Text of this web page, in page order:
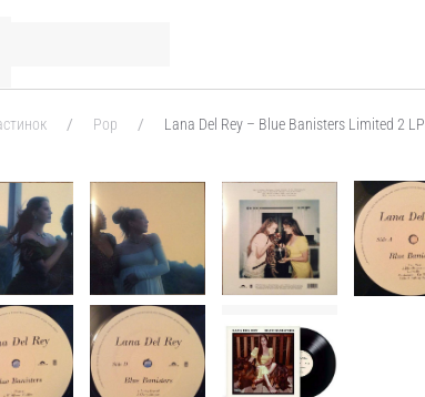
Pop Lana Del Rey – Blue Banisters Limited 2 LP